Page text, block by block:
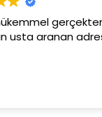
adres